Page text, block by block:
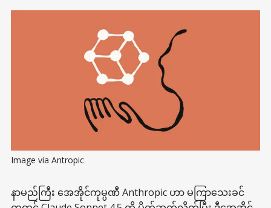
Image via Antropic
နာမည်ကြီး အေအိုင်ကုမ္ပဏီ Anthropic ဟာ မကြာသေးခင်